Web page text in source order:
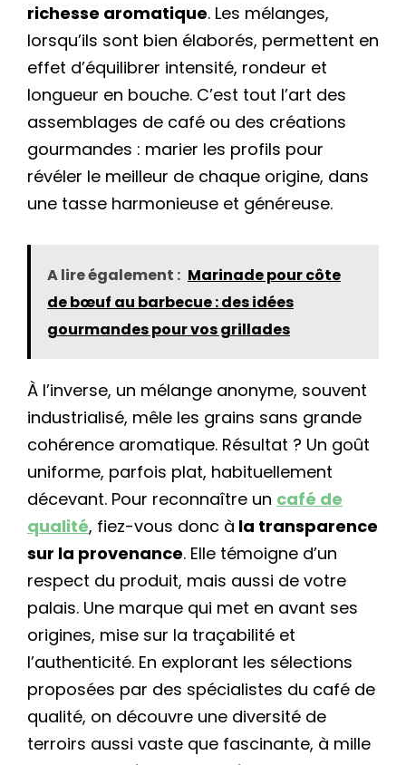
richesse aromatique. Les mélanges,
lorsqu’ils sont bien élaborés, permettent en
effet d’équilibrer intensité, rondeur et
longueur en bouche. C’est tout l’art des
assemblages de café ou des créations
gourmandes : marier les profils pour
révéler le meilleur de chaque origine, dans
une tasse harmonieuse et généreuse.
A lire également : Marinade pour côte
de bœuf au barbecue : des idées
gourmandes pour vos grillades
À l’inverse, un mélange anonyme, souvent
industrialisé, mêle les grains sans grande
cohérence aromatique. Résultat ? Un goût
uniforme, parfois plat, habituellement
décevant. Pour reconnaître un café de
qualité, fiez-vous donc à la transparence
sur la provenance. Elle témoigne d’un
respect du produit, mais aussi de votre
palais. Une marque qui met en avant ses
origines, mise sur la traçabilité et
l’authenticité. En explorant les sélections
proposées par des spécialistes du café de
qualité, on découvre une diversité de
terroirs aussi vaste que fascinante, à mille